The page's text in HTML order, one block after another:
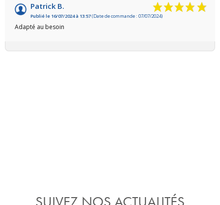
Patrick B.
Publié le 16/07/2024 à 13:57(Date de commande : 07/07/2024)
Adapté au besoin